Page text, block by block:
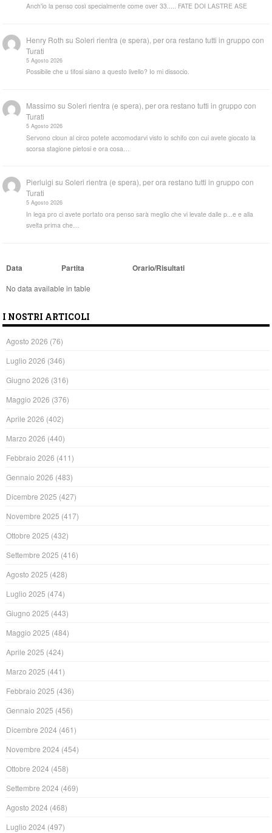
Anch'io la penso così specialmente come over 33..... FATE DOI LASTRE ASE
Henry Roth suSoleri rientra (e spera), per ora restano tutti in gruppo con
Turati
5 Agosto 2026
Possibile che u tifosi siano a questo livello? Io mi dissocio.
Massimo suSoleri rientra (e spera), per ora restano tutti in gruppo con
Turati
5 Agosto 2026
Servono cloun al circo potete accomodarvi visto lo schifo con cui avete giocato la
scorsa stagione pietosi e ora cosa…
Pierluigi suSoleri rientra (e spera), per ora restano tutti in gruppo con
Turati
5 Agosto 2026
In lega pro ci avete portato ora penso sarà meglio che vi levate dalle p...e e alla
svelta prima che…
Data Partita Orario/Risultati
No data available in table
I NOSTRI ARTICOLI
Agosto 2026 (76)
Luglio 2026 (346)
Giugno 2026 (316)
Maggio 2026 (376)
Aprile 2026 (402)
Marzo 2026 (440)
Febbraio 2026 (411)
Gennaio 2026 (483)
Dicembre 2025 (427)
Novembre 2025 (417)
Ottobre 2025 (432)
Settembre 2025 (416)
Agosto 2025 (428)
Luglio 2025 (474)
Giugno 2025 (443)
Maggio 2025 (484)
Aprile 2025 (424)
Marzo 2025 (441)
Febbraio 2025 (436)
Gennaio 2025 (456)
Dicembre 2024 (461)
Novembre 2024 (454)
Ottobre 2024 (458)
Settembre 2024 (469)
Agosto 2024 (468)
Luglio 2024 (497)